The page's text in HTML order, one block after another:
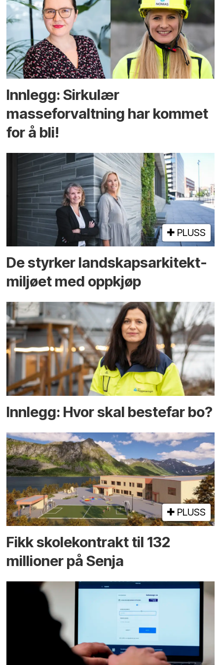
Innlegg: Sirkulær
masseforvaltning har kommet
for å bli!
PLUSS
De styrker landskaps­arkitekt­
miljøet med oppkjøp
Innlegg: Hvor skal bestefar bo?
PLUSS
Fikk skole­kontrakt til 132
millioner på Senja